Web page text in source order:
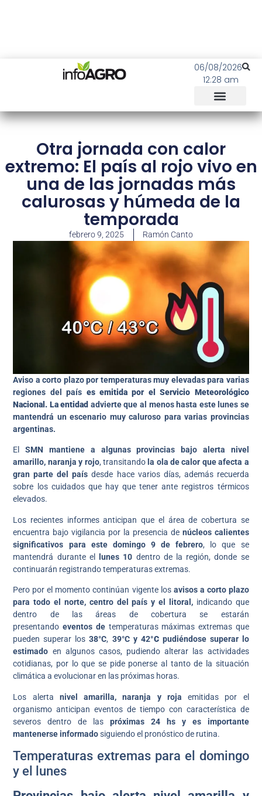
06/08/2026
12:28 am
Otra jornada con calor
extremo: El país al rojo vivo en
una de las jornadas más
calurosas y húmeda de la
temporada
febrero 9, 2025 Ramón Canto
Aviso a corto plazo por temperaturas muy elevadas para varias
regiones del país es emitida por el Servicio Meteorológico
Nacional. La entidad advierte que al menos hasta este lunes se
mantendrá un escenario muy caluroso para varias provincias
argentinas.
El
SMN mantiene a algunas provincias bajo alerta nivel
amarillo, naranja y rojo, transitandola ola de calor que afecta a
gran parte del país desde hace varios días, además recuerda
sobre los cuidados que hay que tener ante registros térmicos
elevados.
Los recientes informes anticipan que el área de cobertura se
encuentra bajo vigilancia por la presencia denúcleos calientes
significativos para este domingo 9 de febrero, lo que se
mantendrá durante el
lunes 10 dentro de la región, donde se
continuarán registrando temperaturas extremas.
Pero por el momento continúan vigente los avisos a corto plazo
para todo el norte, centro del país y el litoral,indicando que
dentro de las áreas de cobertura se estarán
presentando eventos detemperaturas máximas extremas que
pueden superar los38°C, 39°C y 42°Cpudiéndose superar lo
estimado en algunos casos, pudiendo alterar las actividades
cotidianas, por lo que se pide ponerse al tanto de la situación
climática a evolucionar en las próximas horas.
Los alerta nivel amarilla, naranja y rojaemitidas por el
organismo anticipan eventos de tiempo con característica de
severos dentro de laspróximas 24 hs y es importante
mantenerse informadosiguiendo el pronóstico de rutina.
Temperaturas extremas para el domingo
y el lunes